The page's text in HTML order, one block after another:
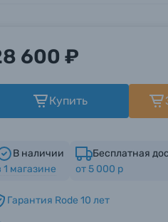
600 ₽
Купить
В наличии
1 магазине
Бесплатная
от 5 000 р
Гарантия Rode 10 лет